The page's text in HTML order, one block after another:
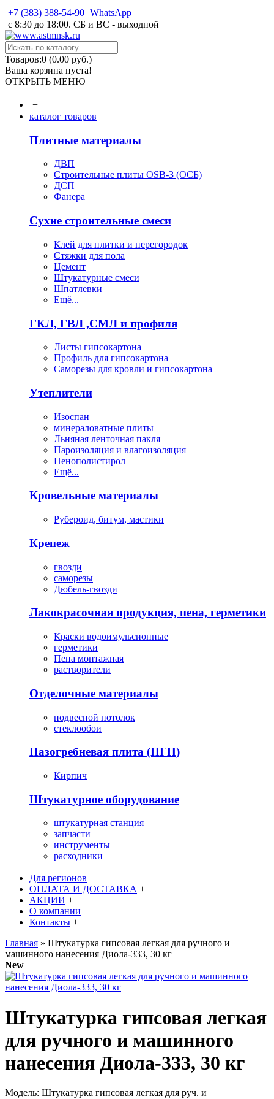
+7 (383) 388-54-90 WhatsApp
с 8:30 до 18:00. СБ и ВС - выходной
Товаров:0 (0.00 руб.)
Ваша корзина пуста!
ОТКРЫТЬ МЕНЮ
+
каталог товаров
Плитные материалы
ДВП
Строительные плиты OSB-3 (ОСБ)
ДСП
Фанера
Сухие строительные смеси
Клей для плитки и перегородок
Стяжки для пола
Цемент
Штукатурные смеси
Шпатлевки
Ещё...
ГКЛ, ГВЛ ,СМЛ и профиля
Листы гипсокартона
Профиль для гипсокартона
Саморезы для кровли и гипсокартона
Утеплители
Изоспан
минераловатные плиты
Льняная ленточная пакля
Пароизоляция и влагоизоляция
Пенополистирол
Ещё...
Кровельные материалы
Рубероид, битум, мастики
Крепеж
гвозди
саморезы
Дюбель-гвозди
Лакокрасочная продукция, пена, герметики
Краски водоимульсионные
герметики
Пена монтажная
растворители
Отделочные материалы
подвесной потолок
стеклообои
Пазогребневая плита (ПГП)
Кирпич
Штукатурное оборудование
штукатурная станция
запчасти
инструменты
расходники
+
Для регионов +
ОПЛАТА И ДОСТАВКА +
АКЦИИ +
О компании +
Контакты +
Главная » Штукатурка гипсовая легкая для ручного и
машинного нанесения Диола-333, 30 кг
New
Штукатурка гипсовая легкая
для ручного и машинного
нанесения Диола-333, 30 кг
Модель: Штукатурка гипсовая легкая для руч. и